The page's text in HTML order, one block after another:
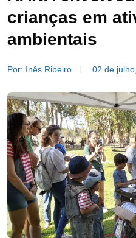
crianças em
ambientais
Por: Inês Ribeiro 02 de